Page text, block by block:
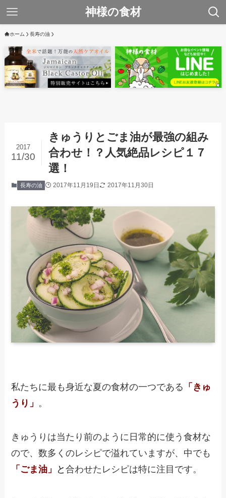
神様の食材
ホーム 長寿の油
きゅうりとごま油が最強の組み
合わせ！？人気絶品レシピ１７
選！
2017
11/30
長寿の油 2017年11月19日 2017年11月30日
私たちに最も身近な夏の食材の一つである 「きゅ
うり」 。
きゅうりは当たり前のように日常的に使う食材な
ので、数多くのレシピで溢れていますが、中でも
「ごま油」
と合わせたレシピは特に注目です。